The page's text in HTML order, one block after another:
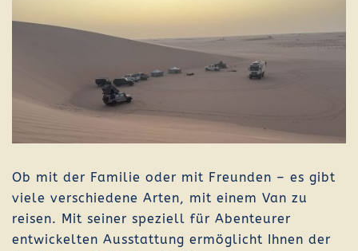
Ob mit der Familie oder mit Freunden – es gibt
viele verschiedene Arten, mit einem Van zu
reisen. Mit seiner speziell für Abenteurer
entwickelten Ausstattung ermöglicht Ihnen der